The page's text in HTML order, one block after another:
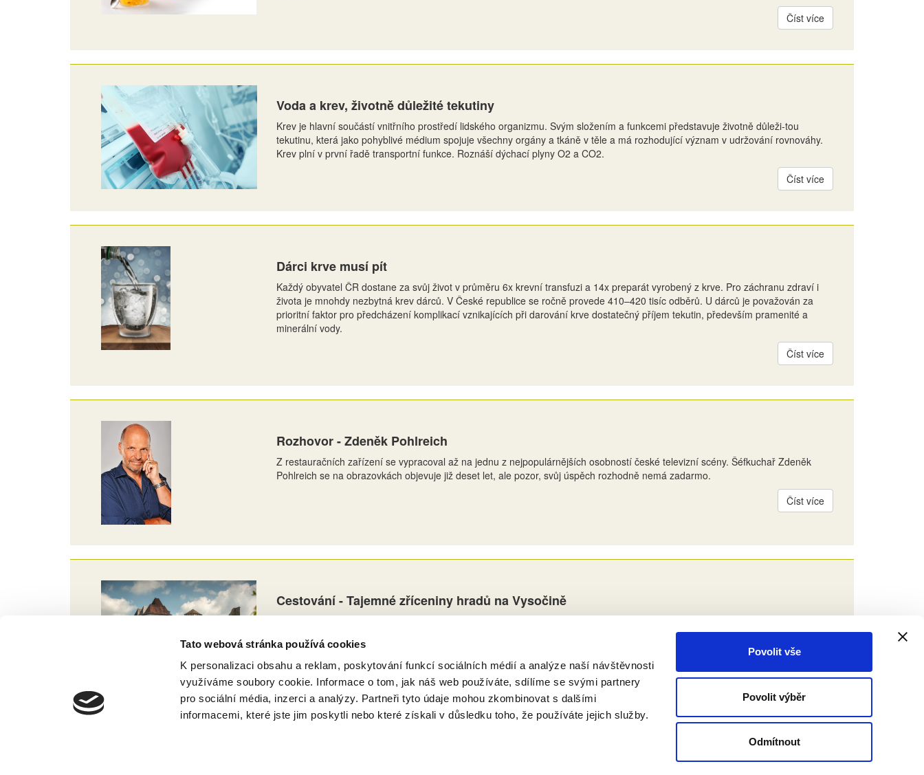
Tato webová stránka používá cookies
K personalizaci obsahu a reklam, poskytování funkcí sociálních médií a analýze naší návštěvnosti
využíváme soubory cookie. Informace o tom, jak náš web používáte, sdílíme se svými partnery
pro sociální média, inzerci a analýzy. Partneři tyto údaje mohou zkombinovat s dalšími
informacemi, které jste jim poskytli nebo které získali v důsledku toho, že používáte jejich služby.
Povolit vše
Povolit výběr
Odmítnout
Číst více
Voda a krev, životně důležité tekutiny
Krev je hlavní součástí vnitřního prostředí lidského organizmu. Svým složením a funkcemi představuje životně důleži-tou
tekutinu, která jako pohyblivé médium spojuje všechny orgány a tkáně v těle a má rozhodující význam v udržování rovnováhy.
Krev plní v první řadě transportní funkce. Roznáší dýchací plyny O2 a CO2.
Číst více
Dárci krve musí pít
Každý obyvatel ČR dostane za svůj život v průměru 6x krevní transfuzi a 14x preparát vyrobený z krve. Pro záchranu zdraví i
života je mnohdy nezbytná krev dárců. V České republice se ročně provede 410–420 tisíc odběrů. U dárců je považován za
prioritní faktor pro předcházení komplikací vznikajících při darování krve dostatečný příjem tekutin, především pramenité a
minerální vody.
Číst více
Rozhovor - Zdeněk Pohlreich
Z restauračních zařízení se vypracoval až na jednu z nejpopulárnějších osobností české televizní scény. Šéfkuchař Zdeněk
Pohlreich se na obrazovkách objevuje již deset let, ale pozor, svůj úspěch rozhodně nemá zadarmo.
Číst více
Cestování - Tajemné zříceniny hradů na Vysočině
zřícenin a mohli se procházet mezi ztichlými hradními zdmi a nechat se unášet nádhernými výhledy do krajiny.